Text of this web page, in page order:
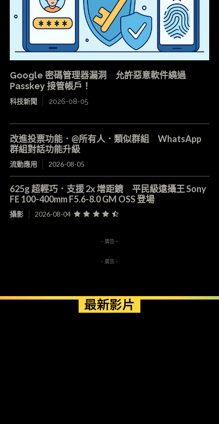
Google 密碼管理器漏洞 允許惡意軟件繞過
Passkey 接管帳戶！
科技新聞 2026-08-05
改進投票功能．@所有人．類似群組 WhatsApp
群組對話功能升級
流動應用 2026-08-05
625g 超輕巧．支援 2x 增距鏡 平民級遠攝王 Sony
FE 100-400mm F5.6-8.0 GM OSS 登場
攝影 2026-08-04
- 廣告 -
- 廣告 -
最新影片